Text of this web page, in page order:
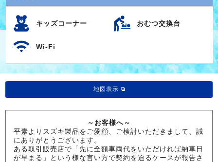
キッズコーナー おむつ交換台
Wi-Fi
地図表示
～お客様へ～
平素よりスズキ製品をご愛顧、ご検討いただきまして、誠
にありがとうございます。
ある取引販売店で「先に全額車両代をいただければ納車日
が早まる」という様な言い方で契約を迫るケースが報告さ